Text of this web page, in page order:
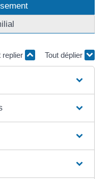
replier Tout déplier